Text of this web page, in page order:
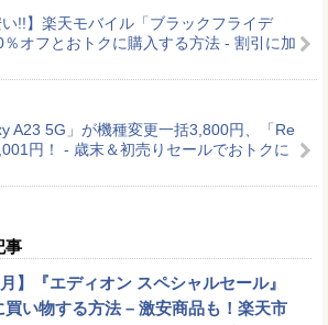
い!!】楽天モバイル「ブラックフライデ
オフとおトクに購入する方法 - 割引に加
A23 5G」が機種変更一括3,800円、「Re
円！ - 歳末＆初売りセールでおトクに
事
月】『エディオン スペシャルセール』
買い物する方法 – 激安商品も！楽天市